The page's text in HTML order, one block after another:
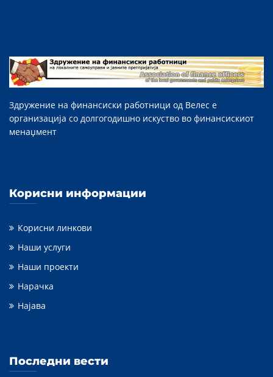
Здружение на финансиски работници од Велес е
организација со долгогодишно искуство во финансискиот
менаџмент
Корисни информации
Корисни линкови
Наши услуги
Наши проекти
Нарачка
Најава
Последни вести